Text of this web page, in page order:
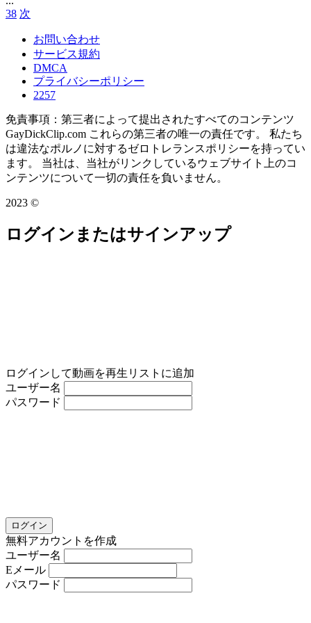
38 次
お問い合わせ
サービス規約
DMCA
プライバシーポリシー
2257
免責事項：第三者によって提出されたすべてのコンテンツ
GayDickClip.com これらの第三者の唯一の責任です。 私たち
は違法なポルノに対するゼロトレランスポリシーを持ってい
ます。 当社は、当社がリンクしているウェブサイト上のコ
ンテンツについて一切の責任を負いません。
2023 ©
ログインまたはサインアップ
ログインして動画を再生リストに追加
ユーザー名
パスワード
ログイン
無料アカウントを作成
ユーザー名
Eメール
パスワード